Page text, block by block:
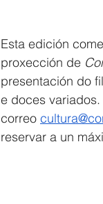
Esta edición
proxección de
presentación do
e doces
correo
reservar a un